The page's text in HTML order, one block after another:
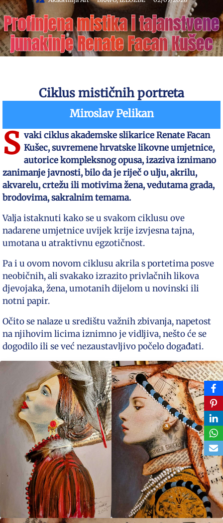
Profinjena mistika i tajanstvene
junakinje Renate Facan Kušec
Ciklus mističnih portreta
Miroslav Pelikan
S vaki ciklus akademske slikarice Renate Facan
Kušec, suvremene hrvatske likovne umjetnice,
autorice kompleksnog opusa, izaziva iznimano
zanimanje javnosti, bilo da je riječ o ulju, akrilu,
akvarelu, crtežu ili motivima žena, vedutama grada,
brodovima, sakralnim temama.
Valja istaknuti kako se u svakom ciklusu ove
nadarene umjetnice uvijek krije izvjesna tajna,
umotana u atraktivnu egzotičnost.
Pa i u ovom novom ciklusu akrila s portetima posve
neobičnih, ali svakako izrazito privlačnih likova
djevojaka, žena, umotanih dijelom u novinski ili
notni papir.
Očito se nalaze u središtu važnih zbivanja, napetost
na njihovim licima iznimno je vidljiva, nešto će se
dogodilo ili se već nezaustavljivo počelo događati.